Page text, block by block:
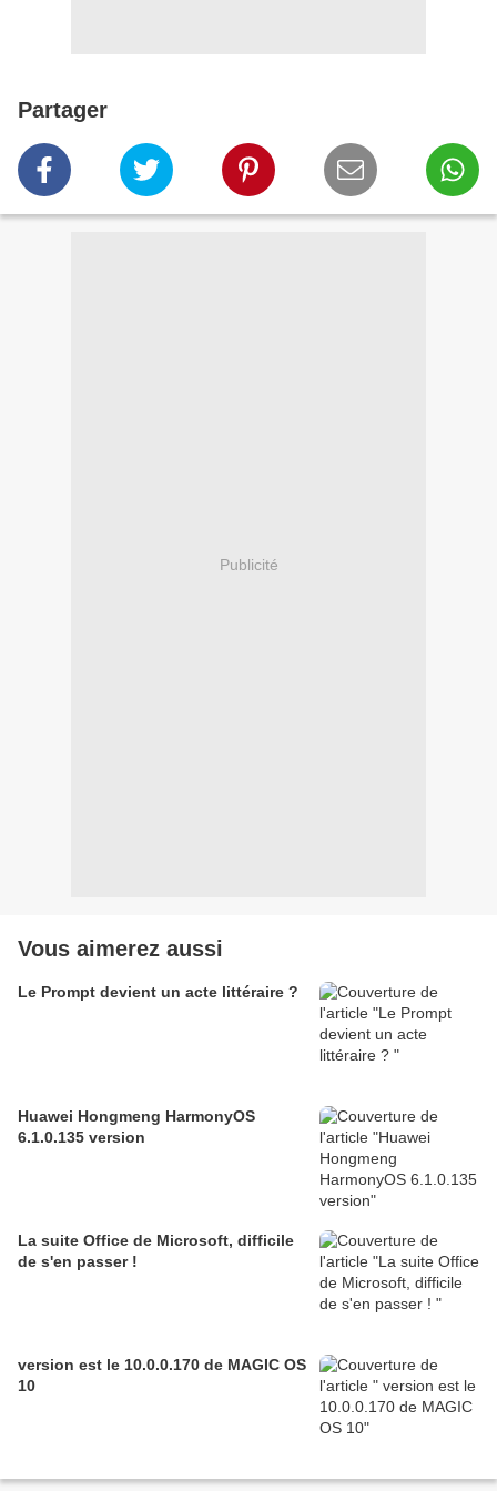
Partager
Publicité
Vous aimerez aussi
Le Prompt devient un acte littéraire ?
Huawei Hongmeng HarmonyOS
6.1.0.135 version
La suite Office de Microsoft, difficile
de s'en passer !
version est le 10.0.0.170 de MAGIC OS
10